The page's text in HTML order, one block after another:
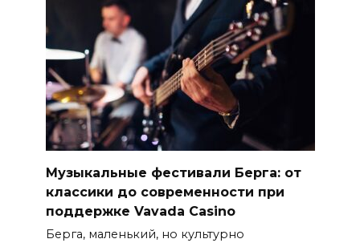
Музыкальные фестивали Берга: от
классики до современности при
поддержке Vavada Casino
Берга, маленький, но культурно